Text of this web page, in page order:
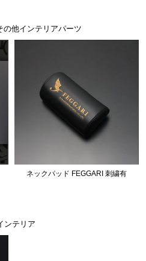
の他インテリアパーツ
ネックパッド FEGGARI 刺繍有
ンテリア